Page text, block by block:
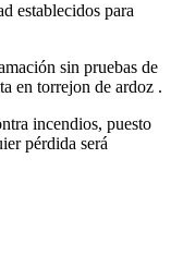
establecidos para
sin pruebas de
en torrejon de ardoz .
incendios, puesto
pérdida será